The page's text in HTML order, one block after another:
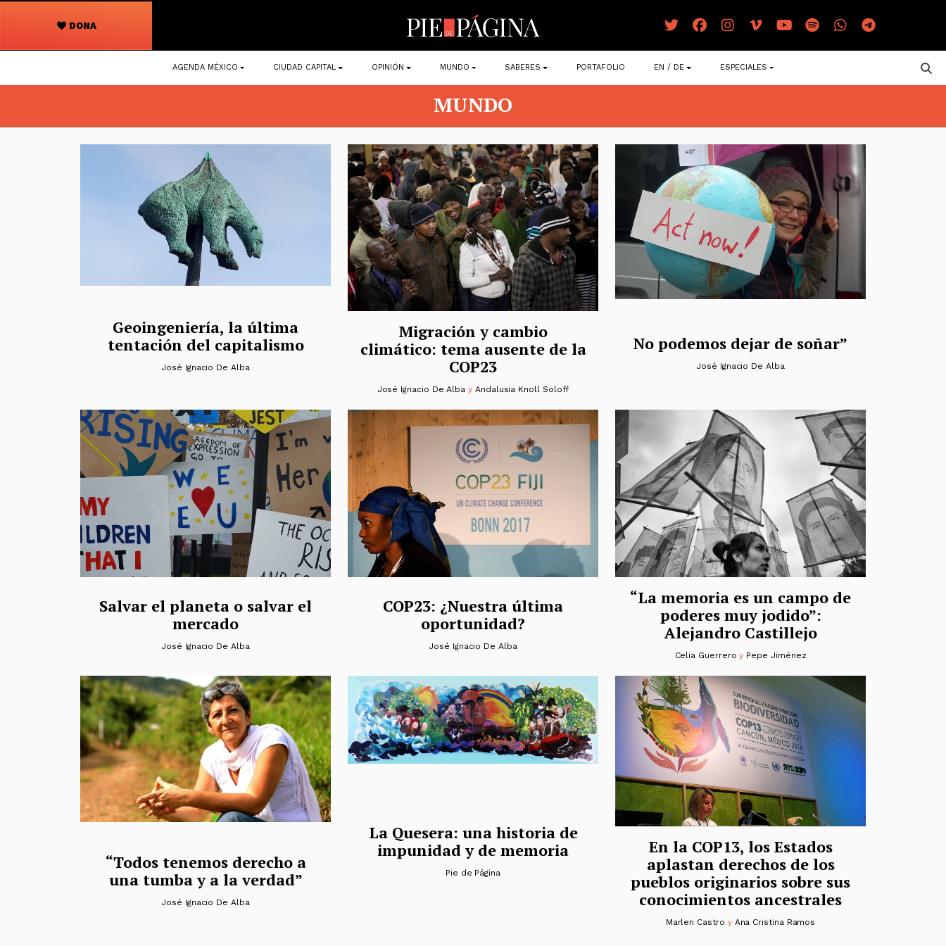
DONA
Navegación
principal
AGENDA MÉXICO CIUDAD CAPITAL OPINIÓN MUNDO SABERES PORTAFOLIO EN / DE ESPECIALES
MUNDO
Geoingeniería, la última
tentación del capitalismo
José Ignacio De Alba
Migración y cambio
climático: tema ausente de la
COP23
José Ignacio De Alba y Andalusia Knoll Soloff
No podemos dejar de soñar”
José Ignacio De Alba
Salvar el planeta o salvar el
mercado
José Ignacio De Alba
COP23: ¿Nuestra última
oportunidad?
José Ignacio De Alba
“La memoria es un campo de
poderes muy jodido”:
Alejandro Castillejo
Celia Guerrero y Pepe Jiménez
“Todos tenemos derecho a
una tumba y a la verdad”
José Ignacio De Alba
La Quesera: una historia de
impunidad y de memoria
Pie de Página
En la COP13, los Estados
aplastan derechos de los
pueblos originarios sobre sus
conocimientos ancestrales
Marlen Castro y Ana Cristina Ramos